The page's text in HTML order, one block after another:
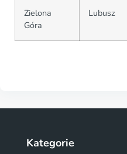
Zielona
Góra
Lubusz
Kategorie